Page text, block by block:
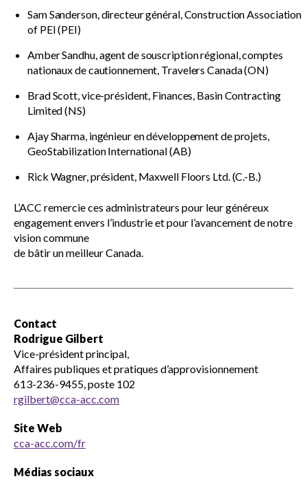
Sam Sanderson, directeur général, Construction Association
of PEI (PEI)
Amber Sandhu, agent de souscription régional, comptes
nationaux de cautionnement, Travelers Canada (ON)
Brad Scott, vice-président, Finances, Basin Contracting
Limited (NS)
Ajay Sharma, ingénieur en développement de projets,
GeoStabilization International (AB)
Rick Wagner, président, Maxwell Floors Ltd. (C.-B.)
L’ACC remercie ces administrateurs pour leur généreux
engagement envers l’industrie et pour l’avancement de notre
vision commune
de bâtir un meilleur Canada.
Contact
Rodrigue Gilbert
Vice-président principal,
Affaires publiques et pratiques d’approvisionnement
613-236-9455, poste 102
rgilbert@cca-acc.com
Site Web
cca-acc.com/fr
Médias sociaux